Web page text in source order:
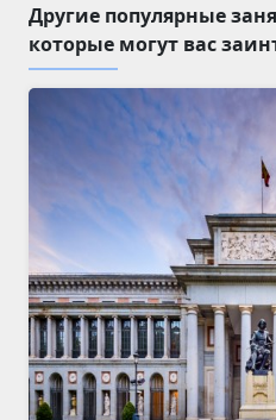
Другие популярные
которые могут вас